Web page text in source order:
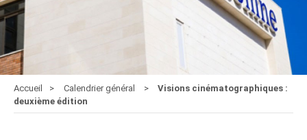
Accueil Calendrier général
Visions cinématographiques :
deuxième édition